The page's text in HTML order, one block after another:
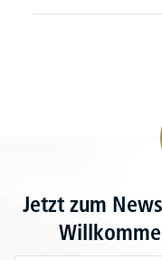
Jetzt zum